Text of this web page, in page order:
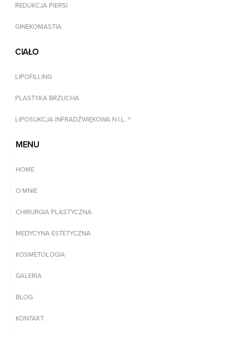
REDUKCJA PIERSI
GINEKOMASTIA
CIAŁO
LIPOFILLING
PLASTYKA BRZUCHA
LIPOSUKCJA INFRADŹWIĘKOWA N.I.L. ®
MENU
HOME
O MNIE
CHIRURGIA PLASTYCZNA
MEDYCYNA ESTETYCZNA
KOSMETOLOGIA
GALERIA
BLOG
KONTAKT